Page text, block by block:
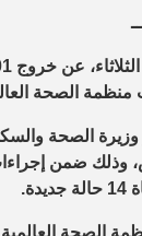
العالمية،
وذلك ضمن